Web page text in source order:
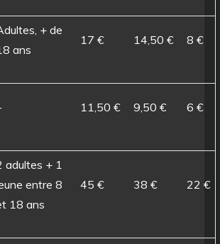
+ de
ans
17 € 14,50 € 8 €
11,50 € 9,50 € 6 €
adultes + 1
entre 8
18 ans
45 € 38 € 22 €